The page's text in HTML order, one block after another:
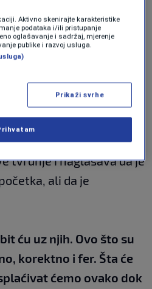
a čini mi se da se
su razmišljanja
cijenu idu da
To je jedna veća
njih i načelnika. Ima tu i
, kazao je Sadik
grupe građana.
tvrdnje i naglašava da je
ali da je
ću uz njih. Ovo što su
korektno i fer. Šta će
ćemo ovako dok
Aktivno skenirajte karakteristike
podataka i/ili pristupanje
oglašavanje i sadržaj, mjerenje
publike i razvoj usluga.
Prikaži svrhe